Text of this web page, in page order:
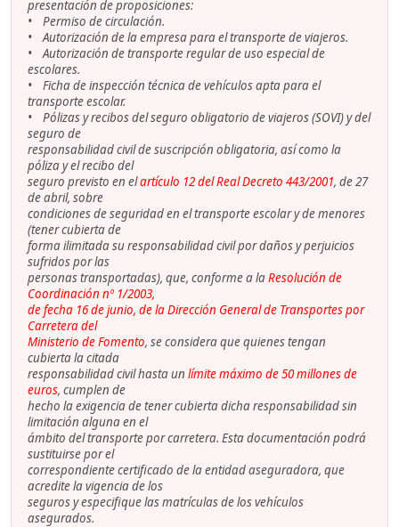
presentación de proposiciones:
• Permiso de circulación.
• Autorización de la empresa para el transporte de viajeros.
• Autorización de transporte regular de uso especial de
escolares.
• Ficha de inspección técnica de vehículos apta para el
transporte escolar.
• Pólizas y recibos del seguro obligatorio de viajeros (SOVI) y del
seguro de
responsabilidad civil de suscripción obligatoria, así como la
póliza y el recibo del
seguro previsto en elartículo 12 del Real Decreto 443/2001, de 27
de abril, sobre
condiciones de seguridad en el transporte escolar y de menores
(tener cubierta de
forma ilimitada su responsabilidad civil por daños y perjuicios
sufridos por las
personas transportadas), que, conforme a laResolución de
Coordinación nº 1/2003,
de fecha 16 de junio, de la Dirección General de Transportes por
Carretera del
Ministerio de Fomento, se considera que quienes tengan
cubierta la citada
responsabilidad civil hasta un límite máximo de 50 millones de
euros, cumplen de
hecho la exigencia de tener cubierta dicha responsabilidad sin
limitación alguna en el
ámbito del transporte por carretera. Esta documentación podrá
sustituirse por el
correspondiente certificado de la entidad aseguradora, que
acredite la vigencia de los
seguros y especifique las matrículas de los vehículos
asegurados.